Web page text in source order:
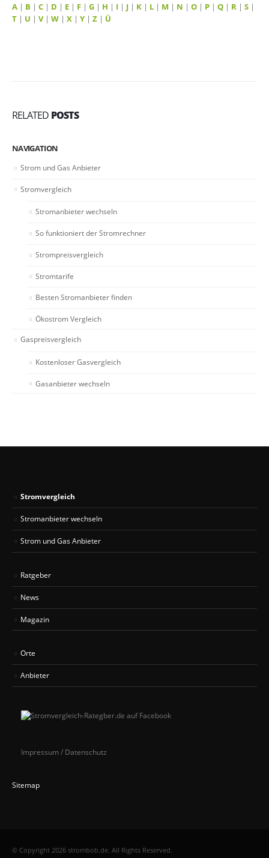
A | B | C | D | E | F | G | H | I | J | K | L | M | N | O | P | Q | R | S |
T | U | V| W | X | Y | Z | Ü
RELATED POSTS
NAVIGATION
Strom und Gas Anbieter
Stromvergleich
Stromanbieter wechseln
So funktioniert der Stromrechner
Strompreisvergleich
Stromtarife
Besten Stromanbieter finden
Ökostrom Vergleich
Gaspreisvergleich
Kostenloser Gasvergleich
Gasanbieter wechseln
Stromvergleich
Stromanbieter wechseln
Strom und Gas Anbieter
Ratgeber
News
Magazin
Orte
Anbieter
Impressum / Datenschutz
Sitemap
© Copyright 2026 strombob.de. All Rights Reserved.